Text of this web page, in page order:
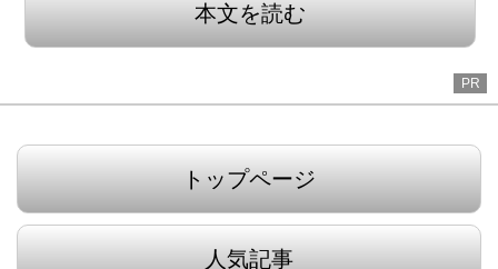
本文を読む
PR
トップページ
人気記事